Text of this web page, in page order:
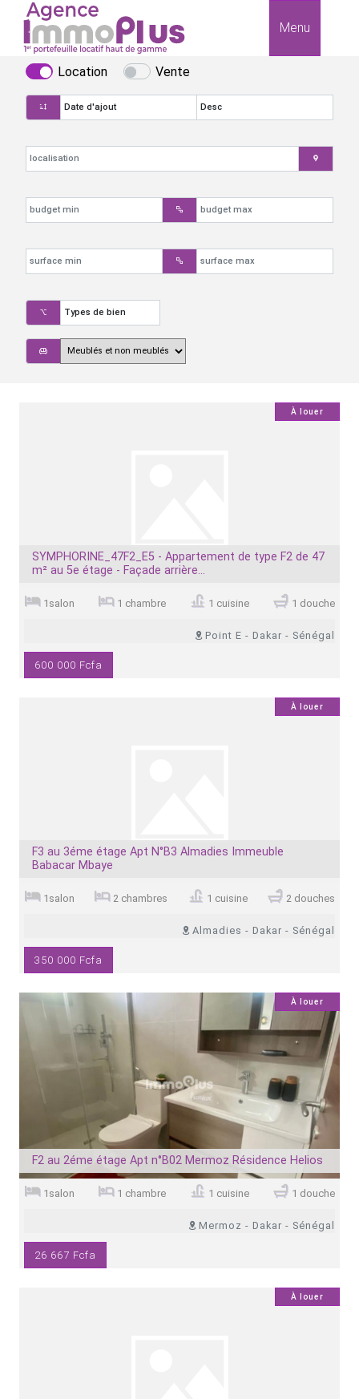
Menu
Location Vente
À louer
SYMPHORINE_47F2_E5 - Appartement de type F2 de 47
m² au 5e étage - Façade arrière...
0
1salon 1 chambre 1 cuisine 1 douche
Point E - Dakar - Sénégal
600 000 Fcfa
À louer
F3 au 3éme étage Apt N°B3 Almadies Immeuble
Babacar Mbaye
0
1salon 2 chambres 1 cuisine 2 douches
Almadies - Dakar - Sénégal
350 000 Fcfa
À louer
F2 au 2éme étage Apt n°B02 Mermoz Résidence Helios
1
1salon 1 chambre 1 cuisine 1 douche
Mermoz - Dakar - Sénégal
26 667 Fcfa
À louer0